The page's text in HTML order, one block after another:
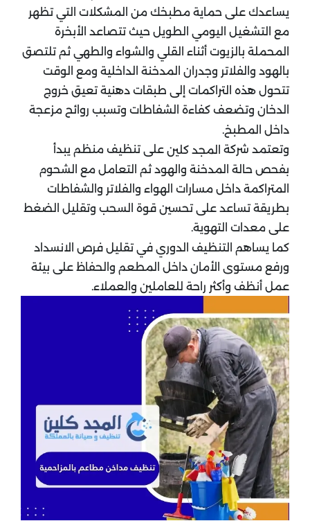
يساعدك على حماية مطبخك من المشكلات التي تظهر
مع التشغيل اليومي الطويل حيث تتصاعد الأبخرة
المحملة بالزيوت أثناء القلي والشواء والطهي ثم تلتصق
بالهود والفلاتر وجدران المدخنة الداخلية ومع الوقت
تتحول هذه التراكمات إلى طبقات دهنية تعيق خروج
الدخان وتضعف كفاءة الشفاطات وتسبب روائح مزعجة
داخل المطبخ.
وتعتمد شركة المجد كلين على تنظيف منظم يبدأ
بفحص حالة المدخنة والهود ثم التعامل مع الشحوم
المتراكمة داخل مسارات الهواء والفلاتر والشفاطات
بطريقة تساعد على تحسين قوة السحب وتقليل الضغط
على معدات التهوية.
كما يساهم التنظيف الدوري في تقليل فرص الانسداد
ورفع مستوى الأمان داخل المطعم والحفاظ على بيئة
عمل أنظف وأكثر راحة للعاملين والعملاء.